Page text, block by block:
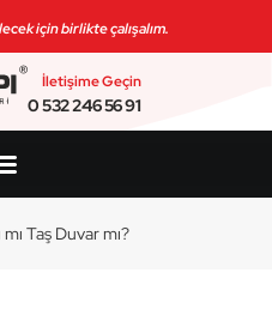
için birlikte çalışalım.
İletişime Geçin
0 532 246 56 91
Taş Duvar mı?